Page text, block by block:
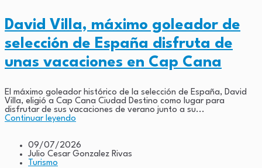
David Villa, máximo goleador de
selección de España disfruta de
unas vacaciones en Cap Cana
El máximo goleador histórico de la selección de España, David
Villa, eligió a Cap Cana Ciudad Destino como lugar para
disfrutar de sus vacaciones de verano junto a su...
Continuar leyendo
09/07/2026
Julio Cesar Gonzalez Rivas
Turismo